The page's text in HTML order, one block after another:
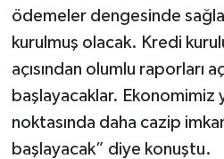
ödemeler dengesinde
kurulmuş olacak. Kredi
açısından olumlu raporları
başlayacaklar. Ekonomimiz
noktasında daha cazip
başlayacak” diye konuştu.